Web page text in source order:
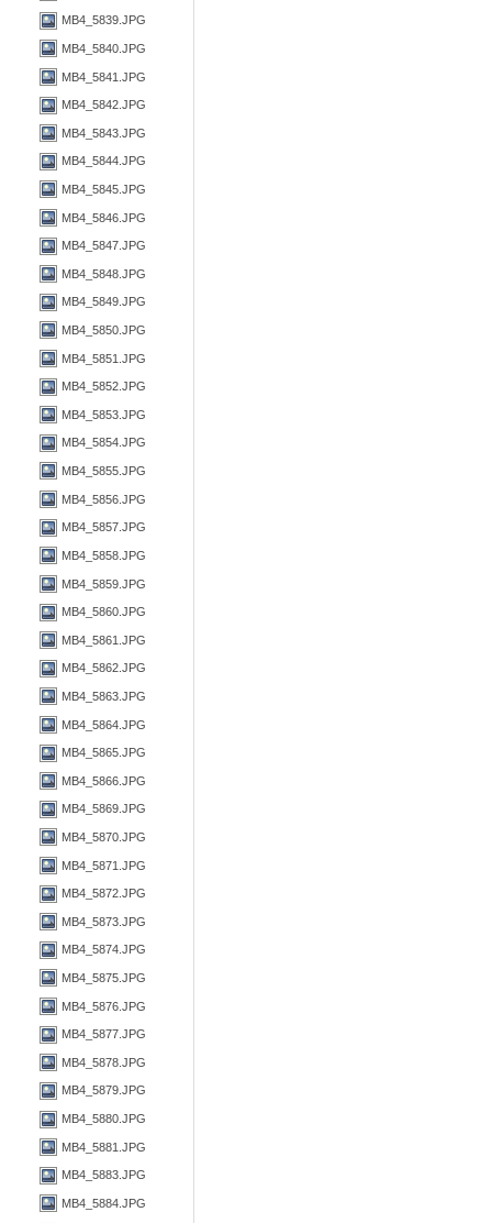
MB4_5839.JPG
MB4_5840.JPG
MB4_5841.JPG
MB4_5842.JPG
MB4_5843.JPG
MB4_5844.JPG
MB4_5845.JPG
MB4_5846.JPG
MB4_5847.JPG
MB4_5848.JPG
MB4_5849.JPG
MB4_5850.JPG
MB4_5851.JPG
MB4_5852.JPG
MB4_5853.JPG
MB4_5854.JPG
MB4_5855.JPG
MB4_5856.JPG
MB4_5857.JPG
MB4_5858.JPG
MB4_5859.JPG
MB4_5860.JPG
MB4_5861.JPG
MB4_5862.JPG
MB4_5863.JPG
MB4_5864.JPG
MB4_5865.JPG
MB4_5866.JPG
MB4_5869.JPG
MB4_5870.JPG
MB4_5871.JPG
MB4_5872.JPG
MB4_5873.JPG
MB4_5874.JPG
MB4_5875.JPG
MB4_5876.JPG
MB4_5877.JPG
MB4_5878.JPG
MB4_5879.JPG
MB4_5880.JPG
MB4_5881.JPG
MB4_5883.JPG
MB4_5884.JPG